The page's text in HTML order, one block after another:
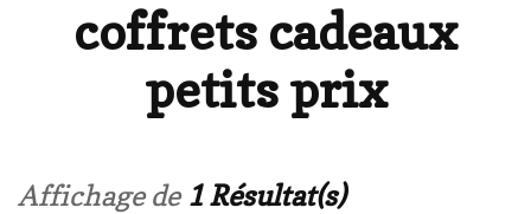
coffrets cadeaux
petits prix
Affichage de 1 Résultat(s)